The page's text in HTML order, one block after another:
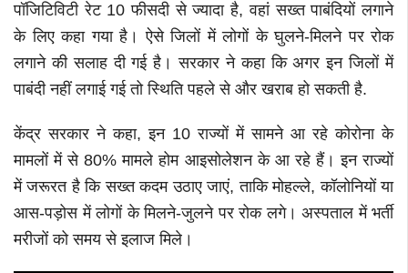
पॉजिटिविटी रेट 10 फीसदी से ज्यादा है, वहां सख्त पाबंदियों लगाने
के लिए कहा गया है। ऐसे जिलों में लोगों के घुलने-मिलने पर रोक
लगाने की सलाह दी गई है। सरकार ने कहा कि अगर इन जिलों में
पाबंदी नहीं लगाई गई तो स्थिति पहले से और खराब हो सकती है.
केंद्र सरकार ने कहा, इन 10 राज्यों में सामने आ रहे कोरोना के
मामलों में से 80% मामले होम आइसोलेशन के आ रहे हैं। इन राज्यों
में जरूरत है कि सख्त कदम उठाए जाएं, ताकि मोहल्ले, कॉलोनियों या
आस-पड़ोस में लोगों के मिलने-जुलने पर रोक लगे। अस्पताल में भर्ती
मरीजों को समय से इलाज मिले।